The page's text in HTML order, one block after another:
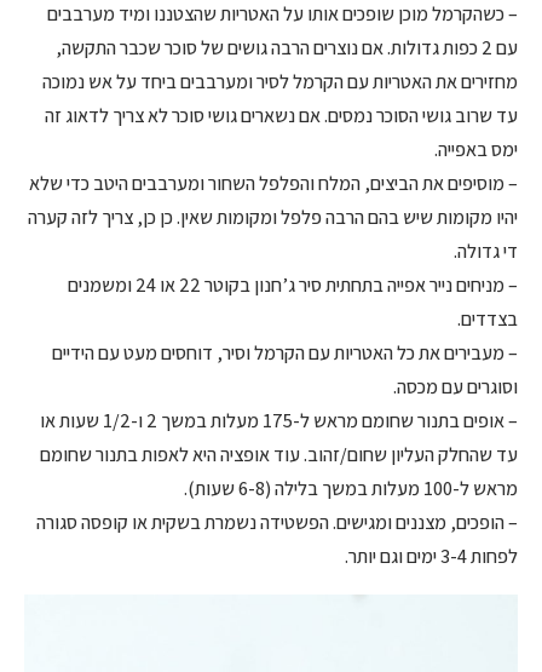
– כשהקרמל מוכן שופכים אותו על האטריות שהצטננו ומיד מערבבים
עם 2 כפות גדולות. אם נוצרים הרבה גושים של סוכר שכבר התקשה,
מחזירים את האטריות עם הקרמל לסיר ומערבבים ביחד על אש נמוכה
עד שרוב גושי הסוכר נמסים. אם נשארים גושי סוכר לא צריך לדאוג זה
ימס באפייה.
– מוסיפים את הביצים, המלח והפלפל השחור ומערבבים היטב כדי שלא
יהיו מקומות שיש בהם הרבה פלפל ומקומות שאין. כן כן, צריך לזה קערה
די גדולה.
– מניחים נייר אפייה בתחתית סיר ג’חנון בקוטר 22 או 24 ומשמנים
בצדדים.
– מעבירים את כל האטריות עם הקרמל וסיר, דוחסים מעט עם הידיים
וסוגרים עם מכסה.
– אופים בתנור שחומם מראש ל-175 מעלות במשך 2 ו-1/2 שעות או
עד שהחלק העליון שחום/זהוב. עוד אופציה היא לאפות בתנור שחומם
מראש ל-100 מעלות במשך בלילה (6-8 שעות).
– הופכים, מצננים ומגישים. הפשטידה נשמרת בשקית או קופסה סגורה
לפחות 3-4 ימים וגם יותר.